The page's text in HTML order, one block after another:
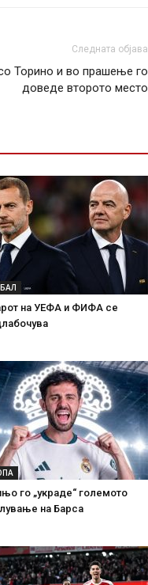
Следната објава
Торино и во прашење го
доведе второто место
на УЕФА и ФИФА се
го „украде“ големото
на Барса